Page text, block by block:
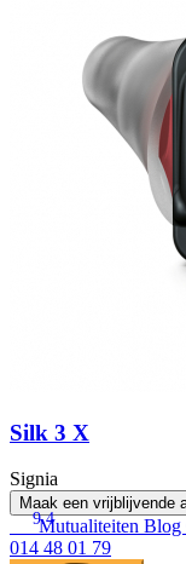
Silk 3 X
Signia
Maak een vrijblijvende
9.4
Mutualiteiten Blog
014 48 01 79